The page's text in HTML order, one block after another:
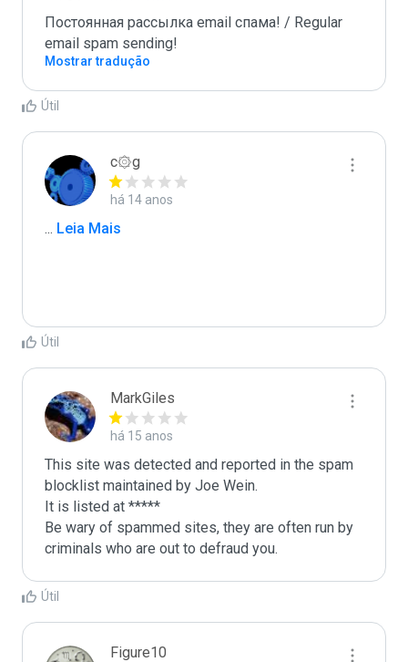
Постоянная рассылка email спама! / Regular
email spam sending!
Mostrar tradução
Útil
c۞g
há 14 anos
... Leia Mais
Útil
MarkGiles
há 15 anos
This site was detected and reported in the spam
blocklist maintained by Joe Wein.
It is listed at *****
Be wary of spammed sites, they are often run by
criminals who are out to defraud you.
Útil
Figure10